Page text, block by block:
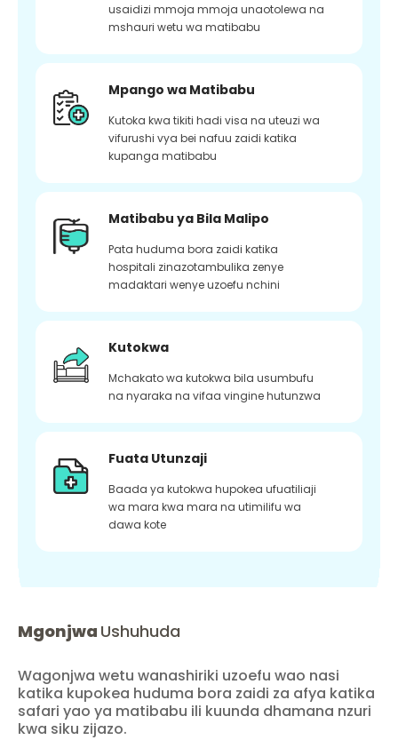
usaidizi mmoja mmoja unaotolewa na
mshauri wetu wa matibabu
Mpango wa Matibabu
Kutoka kwa tikiti hadi visa na uteuzi wa
vifurushi vya bei nafuu zaidi katika
kupanga matibabu
Matibabu ya Bila Malipo
Pata huduma bora zaidi katika
hospitali zinazotambulika zenye
madaktari wenye uzoefu nchini
Kutokwa
Mchakato wa kutokwa bila usumbufu
na nyaraka na vifaa vingine hutunzwa
Fuata Utunzaji
Baada ya kutokwa hupokea ufuatiliaji
wa mara kwa mara na utimilifu wa
dawa kote
Mgonjwa Ushuhuda
Wagonjwa wetu wanashiriki uzoefu wao nasi
katika kupokea huduma bora zaidi za afya katika
safari yao ya matibabu ili kuunda dhamana nzuri
kwa siku zijazo.